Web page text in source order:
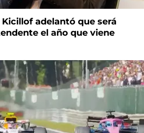
adelantó que será
el año que viene